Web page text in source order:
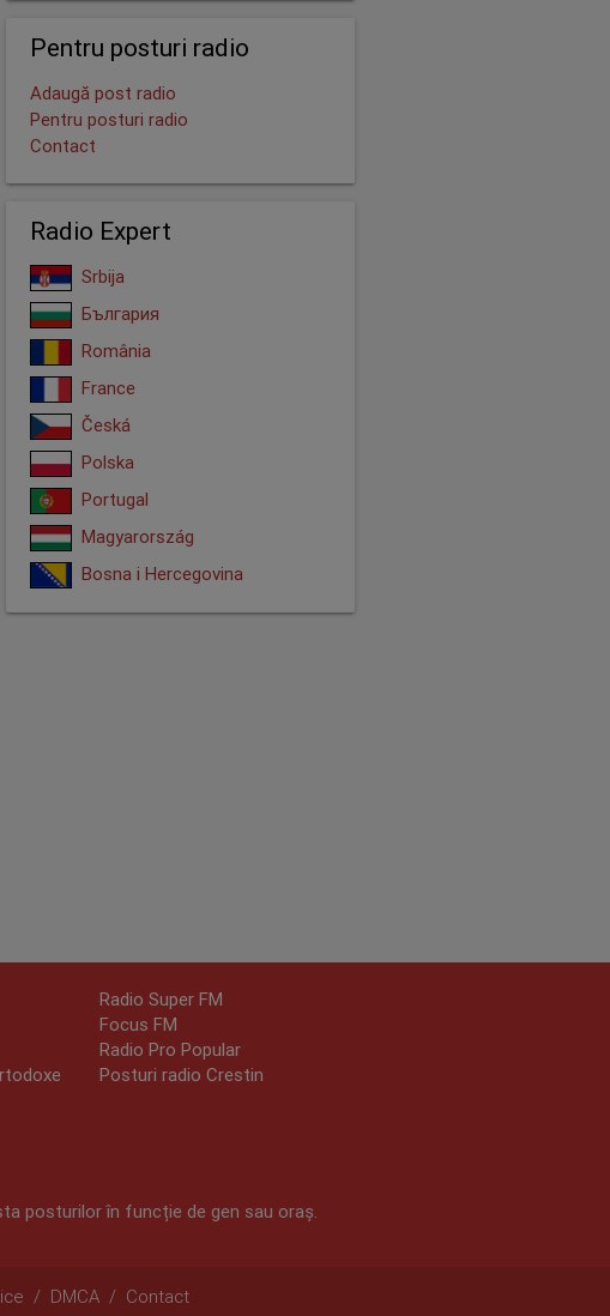
Pentru posturi radio
Adaugă post radio
Pentru posturi radio
Contact
Radio Expert
Srbija
България
România
France
Česká
Polska
Portugal
Magyarország
Bosna i Hercegovina
Radio Super FM
Focus FM
Radio Pro Popular
Posturi radio Crestin
posturilor în funcție de gen sau oraș.
/ DMCA / Contact